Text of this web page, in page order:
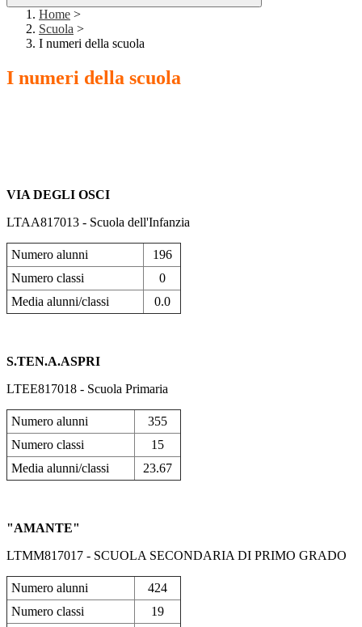
Home >
Scuola >
I numeri della scuola
I numeri della scuola
VIA DEGLI OSCI
LTAA817013 - Scuola dell'Infanzia
Numero alunni
196
Numero classi
0
Media alunni/classi
0.0
S.TEN.A.ASPRI
LTEE817018 - Scuola Primaria
Numero alunni
355
Numero classi
15
Media alunni/classi
23.67
"AMANTE"
LTMM817017 - SCUOLA SECONDARIA DI PRIMO GRADO
Numero alunni
424
Numero classi
19